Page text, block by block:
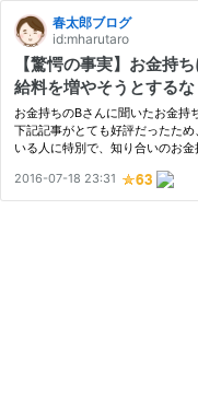
春太郎ブログ
id:mharutaro
【驚愕の事実】お金持
給料を増やそうとする
お金持ちのBさんに聞いたお金持
下記記事がとても好評だったた
いる人に特別で、知り合いのお
2016-07-18 23:31